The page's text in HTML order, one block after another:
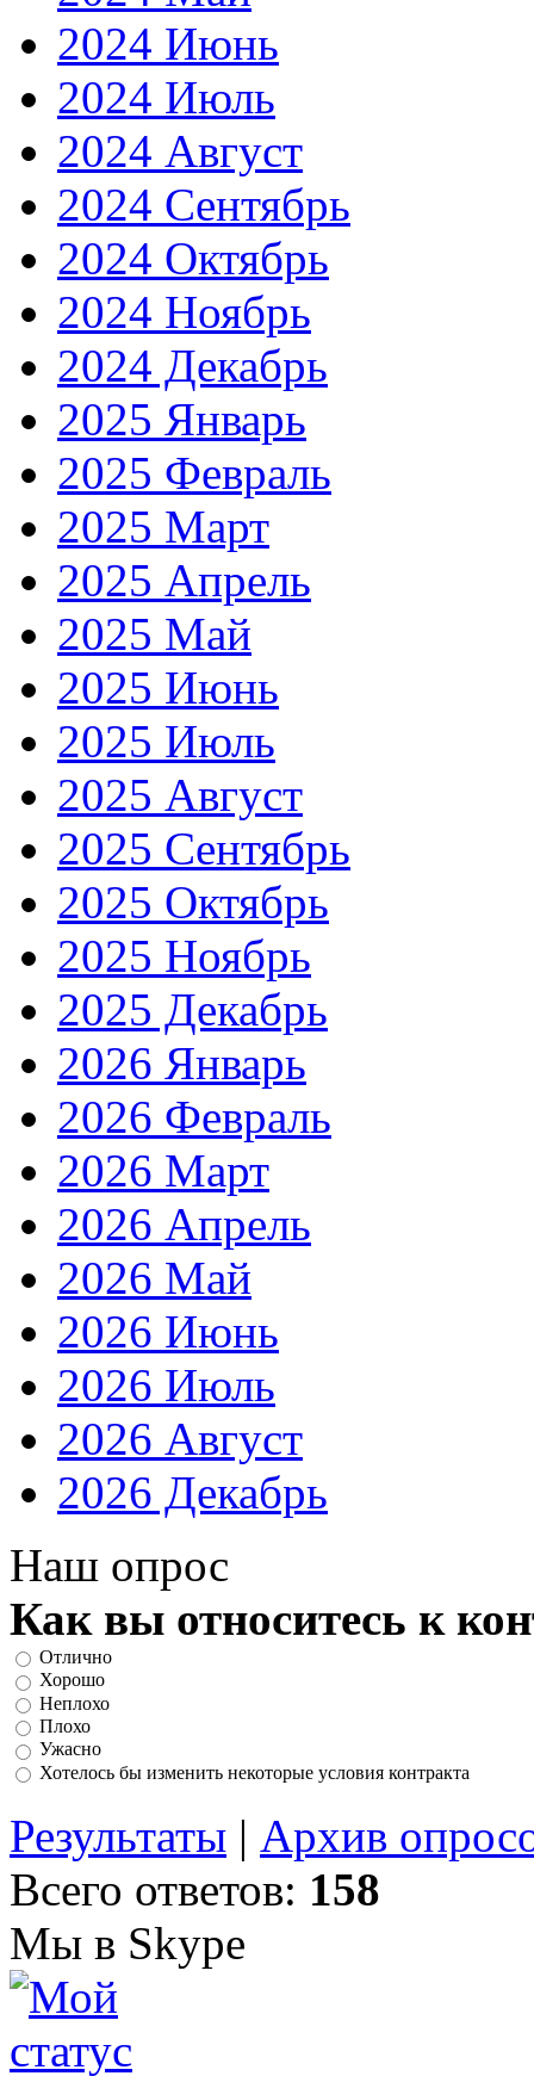
2024 Июнь
2024 Июль
2024 Август
2024 Сентябрь
2024 Октябрь
2024 Ноябрь
2024 Декабрь
2025 Январь
2025 Февраль
2025 Март
2025 Апрель
2025 Май
2025 Июнь
2025 Июль
2025 Август
2025 Сентябрь
2025 Октябрь
2025 Ноябрь
2025 Декабрь
2026 Январь
2026 Февраль
2026 Март
2026 Апрель
2026 Май
2026 Июнь
2026 Июль
2026 Август
2026 Декабрь
Наш опрос
Как вы относитесь к
Отлично
Хорошо
Неплохо
Плохо
Ужасно
Хотелось бы изменить некоторые условия контракта
Результаты | Архив
Всего ответов: 158
Мы в Skype